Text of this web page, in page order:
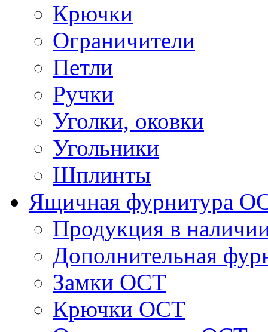
Крючки
Ограничители
Петли
Ручки
Уголки, оковки
Угольники
Шплинты
Ящичная фурнитура
Продукция в
Дополнительная
Замки ОСТ
Крючки ОСТ